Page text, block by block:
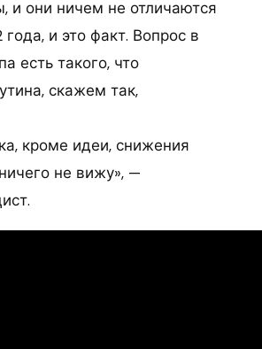
и они ничем не отличаются
года, и это факт. Вопрос в
есть такого, что
скажем так,
кроме идеи, снижения
не вижу», —